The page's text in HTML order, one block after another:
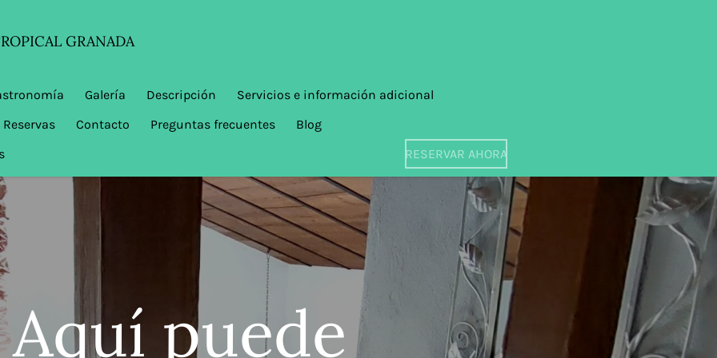
GRANADA
Galería Descripción
Servicios e información adicional
Reservas Contacto Preguntas frecuentes
Blog
RESERVAR AHORA
Aquí puede